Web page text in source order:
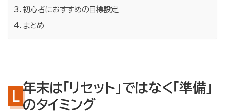
初心者におすすめの目標設定
まとめ
年末は「リセット」ではなく「準備」
のタイミング